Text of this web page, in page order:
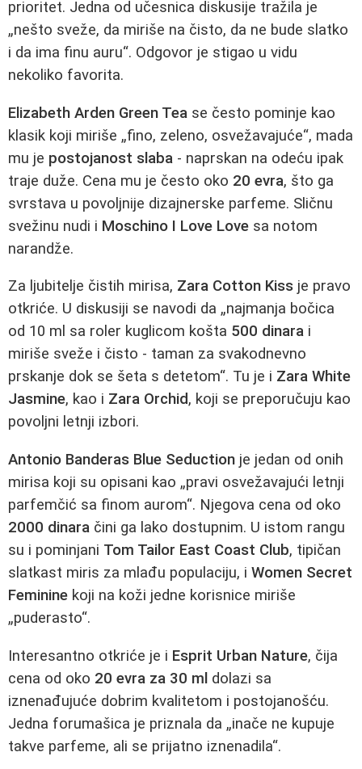
prioritet. Jedna od učesnica diskusije tražila je
„nešto sveže, da miriše na čisto, da ne bude slatko
i da ima finu auru“. Odgovor je stigao u vidu
nekoliko favorita.
Elizabeth Arden Green Tea se često pominje kao
klasik koji miriše „fino, zeleno, osvežavajuće“, mada
mu je postojanost slaba - naprskan na odeću ipak
traje duže. Cena mu je često oko 20 evra, što ga
svrstava u povoljnije dizajnerske parfeme. Sličnu
svežinu nudi i Moschino I Love Love sa notom
narandže.
Za ljubitelje čistih mirisa, Zara Cotton Kiss je pravo
otkriće. U diskusiji se navodi da „najmanja bočica
od 10 ml sa roler kuglicom košta 500 dinara i
miriše sveže i čisto - taman za svakodnevno
prskanje dok se šeta s detetom“. Tu je i Zara White
Jasmine, kao i Zara Orchid, koji se preporučuju kao
povoljni letnji izbori.
Antonio Banderas Blue Seduction je jedan od onih
mirisa koji su opisani kao „pravi osvežavajući letnji
parfemčić sa finom aurom“. Njegova cena od oko
2000 dinara čini ga lako dostupnim. U istom rangu
su i pominjani Tom Tailor East Coast Club, tipičan
slatkast miris za mlađu populaciju, i Women Secret
Feminine koji na koži jedne korisnice miriše
„puderasto“.
Interesantno otkriće je i Esprit Urban Nature, čija
cena od oko 20 evra za 30 ml dolazi sa
iznenađujuće dobrim kvalitetom i postojanošću.
Jedna forumašica je priznala da „inače ne kupuje
takve parfeme, ali se prijatno iznenadila“.